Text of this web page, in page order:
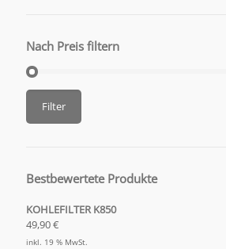
Nach Preis filtern
Filter
Bestbewertete Produkte
KOHLEFILTER K850
49,90€
inkl. 19 % MwSt.